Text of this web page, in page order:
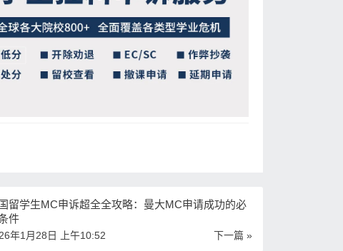
留学生MC申诉超全全攻略：曼大MC申请成功的必
件
下一篇 »
年1月28日 上午10:52